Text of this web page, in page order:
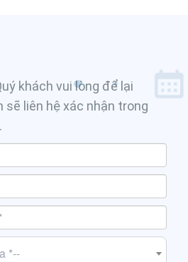
khách vui lòng để lại
sẽ liên hệ xác nhận trong
*--